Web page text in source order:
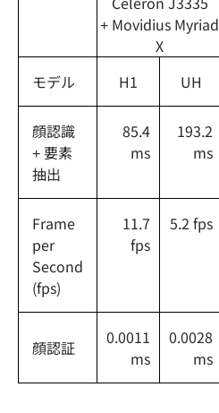
+ Movidius Myriad
X
モデル H1 UH
顔認識
+ 要素
抽出
85.4
ms
193.2
ms
Frame
per
Second
(fps)
11.7
fps
5.2 fps
顔認証
0.0011
ms
0.0028
ms